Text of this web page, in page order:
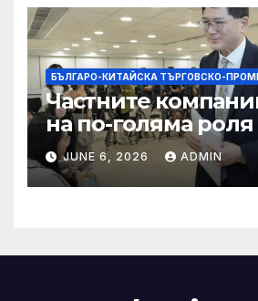
БЪЛГАРО-КИТАЙСКА ТЪРГОВСКО-
Частните
на по-голяма роля
стратегическата
енергетика
JUNE 6, 2026 ADMIN